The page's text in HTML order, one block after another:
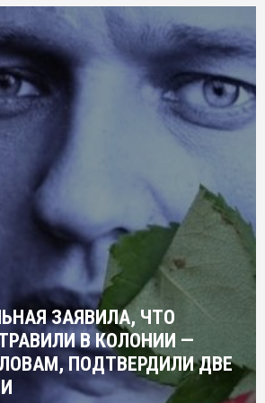
ЗАЯВИЛА, ЧТО
В КОЛОНИИ —
ПОДТВЕРДИЛИ ДВЕ